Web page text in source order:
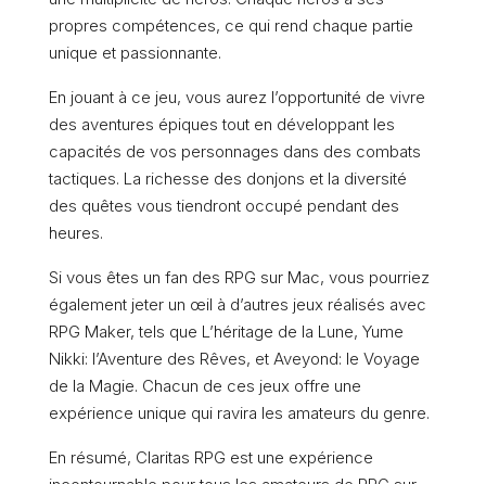
propres compétences, ce qui rend chaque partie
unique et passionnante.
En jouant à ce jeu, vous aurez l’opportunité de vivre
des aventures épiques tout en développant les
capacités de vos personnages dans des combats
tactiques. La richesse des donjons et la diversité
des quêtes vous tiendront occupé pendant des
heures.
Si vous êtes un fan des RPG sur Mac, vous pourriez
également jeter un œil à d’autres jeux réalisés avec
RPG Maker, tels que L’héritage de la Lune, Yume
Nikki: l’Aventure des Rêves, et Aveyond: le Voyage
de la Magie. Chacun de ces jeux offre une
expérience unique qui ravira les amateurs du genre.
En résumé, Claritas RPG est une expérience